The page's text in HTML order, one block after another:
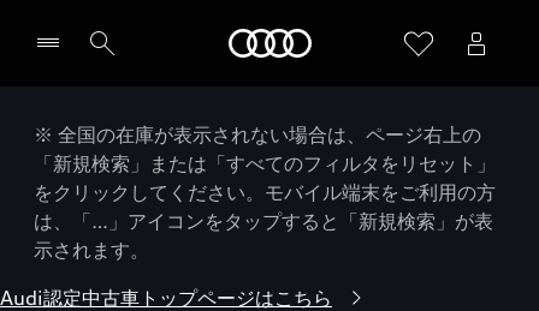
※ 全国の在庫が表示されない場合は、ページ右上の
「新規検索」または「すべてのフィルタをリセット」
をクリックしてください。モバイル端末をご利用の方
は、「…」アイコンをタップすると「新規検索」が表
示されます。
Audi認定中古車トップページはこちら